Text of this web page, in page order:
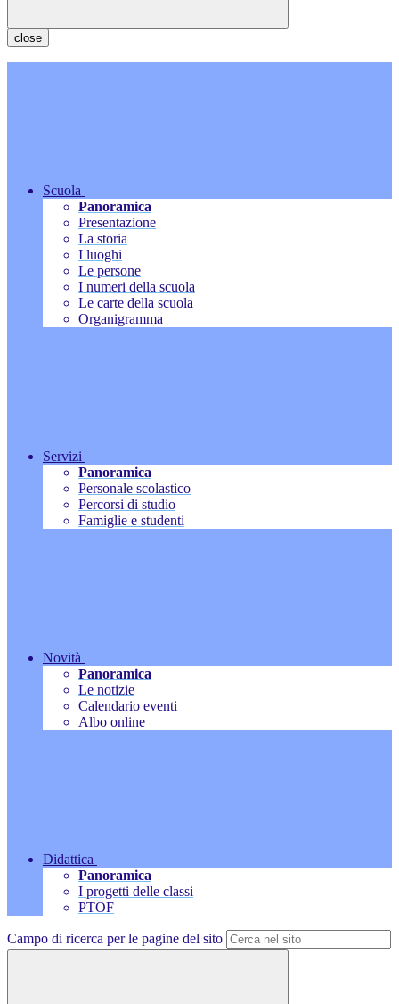
close
Scuola
Panoramica
Presentazione
La storia
I luoghi
Le persone
I numeri della scuola
Le carte della scuola
Organigramma
Servizi
Panoramica
Personale scolastico
Percorsi di studio
Famiglie e studenti
Novità
Panoramica
Le notizie
Calendario eventi
Albo online
Didattica
Panoramica
I progetti delle classi
PTOF
Campo di ricerca per le pagine del sito